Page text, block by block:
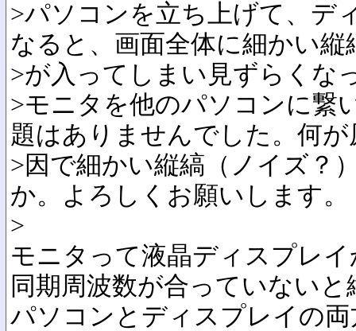
>パソコンを立ち上げて、デ
なると、画面全体に細かい縦
>が入ってしまい見ずらくな
>モニタを他のパソコンに繋
題はありませんでした。何が
>因で細かい縦縞（ノイズ？
か。よろしくお願いします。
>
モニタって液晶ディスプレ
同期周波数が合っていない
パソコンとディスプレイの